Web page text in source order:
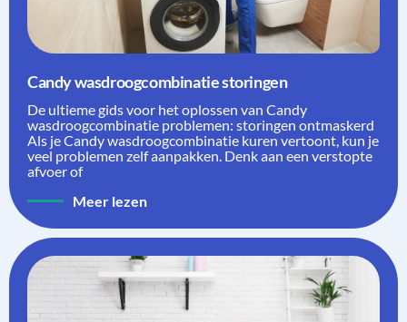
Candy wasdroogcombinatie storingen
De ultieme gids voor het oplossen van Candy
wasdroogcombinatie problemen: storingen ontmaskerd
Als je Candy wasdroogcombinatie kuren vertoont, kun je
veel problemen zelf aanpakken. Denk aan een verstopte
afvoer of
Meer lezen